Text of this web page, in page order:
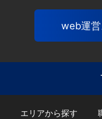
web運
エリアから探す